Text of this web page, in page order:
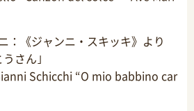
：《ジャンニ・スキッキ》より
さん｣
Schicchi “O mio babbino car